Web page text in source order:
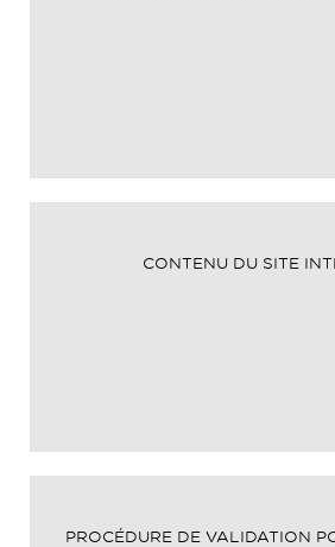
CONTENU DU SITE
PROCÉDURE DE VALIDATION